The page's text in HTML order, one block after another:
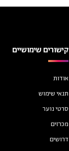
קישורים שימושיים
אודות
תנאי שימוש
סרטי נוער
מכרזים
דרושים